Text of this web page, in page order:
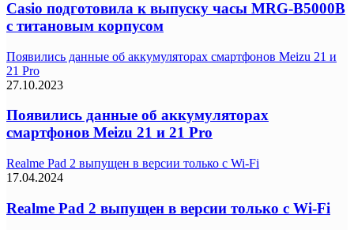
Casio подготовила к выпуску часы MRG-B5000B
с титановым корпусом
Появились данные об аккумуляторах смартфонов Meizu 21 и
21 Pro
27.10.2023
Появились данные об аккумуляторах
смартфонов Meizu 21 и 21 Pro
Realme Pad 2 выпущен в версии только с Wi-Fi
17.04.2024
Realme Pad 2 выпущен в версии только с Wi-Fi